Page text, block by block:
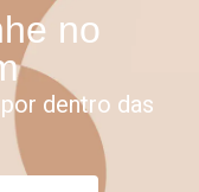
no
dentro das